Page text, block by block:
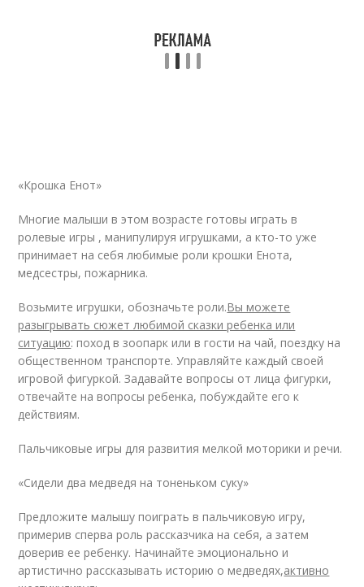
«Крошка Енот»
Многие малыши в этом возрасте готовы играть в
ролевые игры , манипулируя игрушками, а кто-то уже
принимает на себя любимые роли крошки Енота,
медсестры, пожарника.
Возьмите игрушки, обозначьте роли.Вы можете
разыгрывать сюжет любимой сказки ребенка или
ситуацию: поход в зоопарк или в гости на чай, поездку на
общественном транспорте. Управляйте каждый своей
игровой фигуркой. Задавайте вопросы от лица фигурки,
отвечайте на вопросы ребенка, побуждайте его к
действиям.
Пальчиковые игры для развития мелкой моторики и речи.
«Сидели два медведя на тоненьком суку»
Предложите малышу поиграть в пальчиковую игру,
примерив сперва роль рассказчика на себя, а затем
доверив ее ребенку. Начинайте эмоционально и
артистично рассказывать историю о медведях,активно